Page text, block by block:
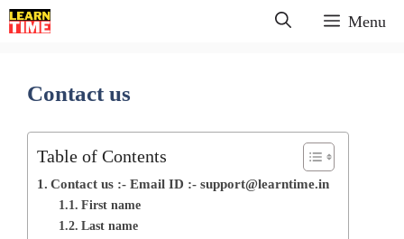
Skip
to
Menu
Contact us
Table of Contents
Contact us :- Email ID :- support@learntime.in
First name
Last name